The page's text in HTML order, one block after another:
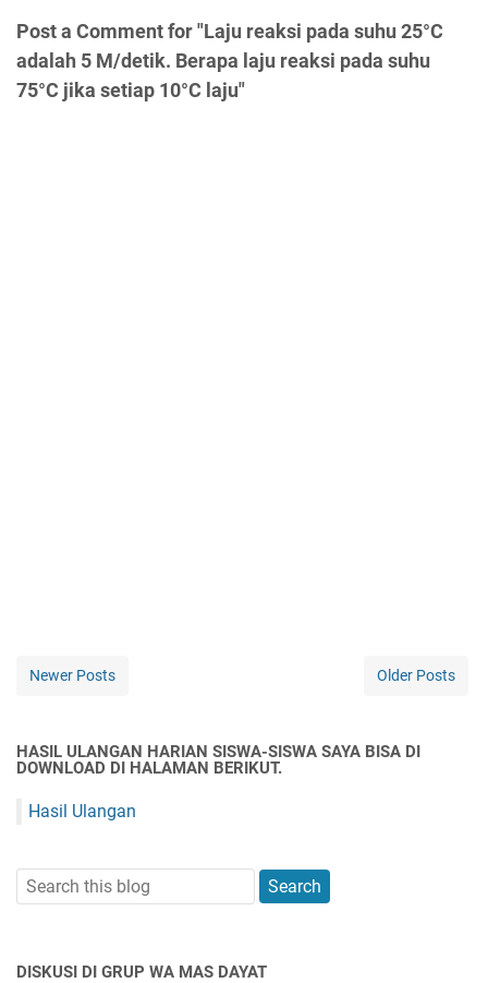
Post a Comment for "Laju reaksi pada suhu 25°C
adalah 5 M/detik. Berapa laju reaksi pada suhu
75°C jika setiap 10°C laju"
Newer Posts Older Posts
HASIL ULANGAN HARIAN SISWA-SISWA SAYA BISA DI
DOWNLOAD DI HALAMAN BERIKUT.
Hasil Ulangan
DISKUSI DI GRUP WA MAS DAYAT